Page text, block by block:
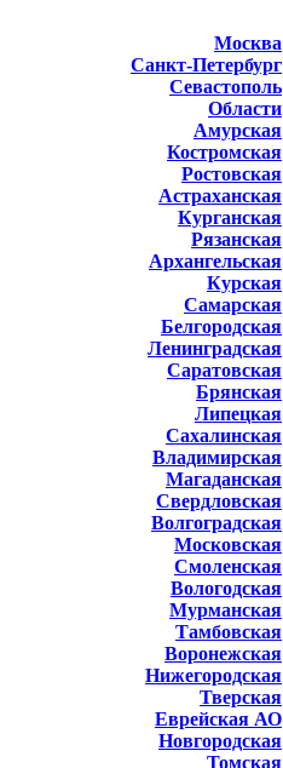
Москва
Санкт-Петербург
Севастополь
Области
Амурская
Костромская
Ростовская
Астраханская
Курганская
Рязанская
Архангельская
Курская
Самарская
Белгородская
Ленинградская
Саратовская
Брянская
Липецкая
Сахалинская
Владимирская
Магаданская
Свердловская
Волгоградская
Московская
Смоленская
Вологодская
Мурманская
Тамбовская
Воронежская
Нижегородская
Тверская
Еврейская АО
Новгородская
Томская